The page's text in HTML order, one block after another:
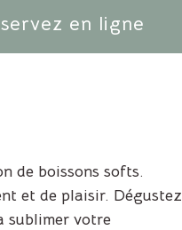
en ligne
de boissons softs.
et de plaisir. Dégustez
sublimer votre